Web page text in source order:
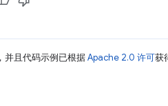
并且代码示例已根据Apache 2.0 许可获